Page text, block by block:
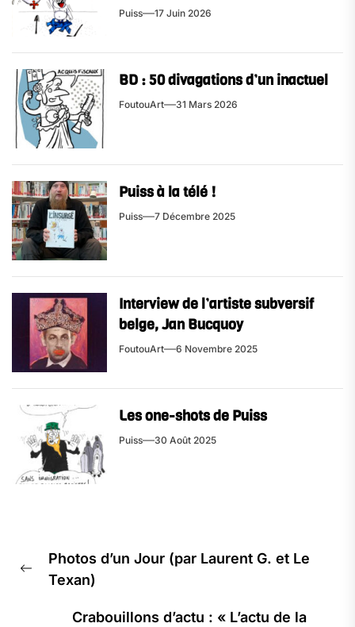
Puiss 17 Juin 2026
BD : 50 divagations d’un inactuel
FoutouArt 31 Mars 2026
Puiss à la télé !
Puiss 7 Décembre 2025
Interview de l’artiste subversif
belge, Jan Bucquoy
FoutouArt 6 Novembre 2025
Les one-shots de Puiss
Puiss 30 Août 2025
de
l’article
Previous
Photos d’un Jour (par Laurent G. et Le
Texan)
Crabouillons d’actu : « L’actu de la